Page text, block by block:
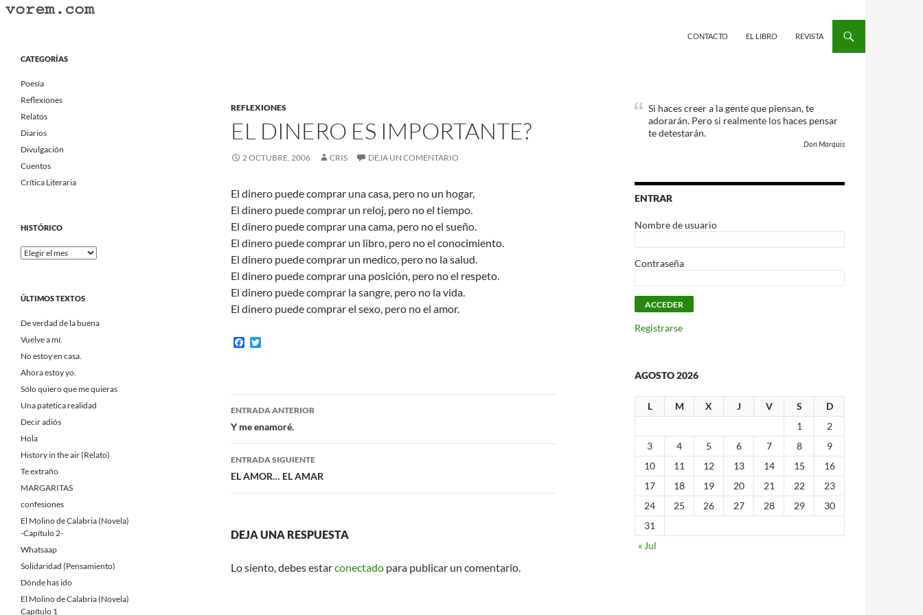
Saltar
CONTACTO EL LIBRO REVISTA
REFLEXIONES
EL DINERO ES IMPORTANTE?
2 OCTUBRE, 2006 CRIS DEJA UN COMENTARIO
El dinero puede comprar una casa, pero no un hogar,
El dinero puede comprar un reloj, pero no el tiempo.
El dinero puede comprar una cama, pero no el sueño.
El dinero puede comprar un libro, pero no el conocimiento.
El dinero puede comprar un medico, pero no la salud.
El dinero puede comprar una posición, pero no el respeto.
El dinero puede comprar la sangre, pero no la vida.
El dinero puede comprar el sexo, pero no el amor.
F
o
o
e
r
Navegación
de
entradas
ENTRADA ANTERIOR
Y me enamoré.
ENTRADA SIGUIENTE
EL AMOR… EL AMAR
DEJA UNA RESPUESTA
Lo siento, debes estarconectado para publicar un comentario.
Si haces creer a la gente que piensan, te
adorarán. Pero si realmente los haces pensar
te detestarán.
Don Marquis
ENTRAR
Nombre de usuario
Contraseña
Registrarse
AGOSTO 2026
L M X J V S
D
1
2
3
4 5 6 7 8
9
10
11 12 13 14 15
16
17
18 19 20 21 22
23
24
25 26 27 28 29
30
31
« Jul
Portal Literario Independiente
CATEGORÍAS
Poesía
Reflexiones
Relatos
Diarios
Divulgación
Cuentos
Crítica Literaria
HISTÓRICO
Histórico
ÚLTIMOS TEXTOS
De verdad de la buena
Vuelve a mí.
No estoy en casa.
Ahora estoy yo.
Sólo quiero que me quieras
Una patética realidad
Decir adiós
Hola
History in the air (Relato)
Te extraño
MARGARITAS
confesiones
El Molino de Calabria (Novela)
-Capítulo 2-
Whatsaap
Solidaridad (Pensamiento)
Dónde has ido
El Molino de Calabria (Novela)
Capítulo 1